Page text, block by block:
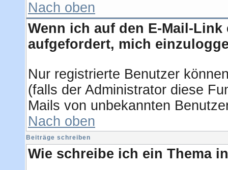
Nach oben
Wenn ich auf den E-Mail-
aufgefordert, mich
Nur registrierte Benutzer
(falls der Administrator diese
Mails von unbekannten
Nach oben
Beiträge schreiben
Wie schreibe ich ein Thema